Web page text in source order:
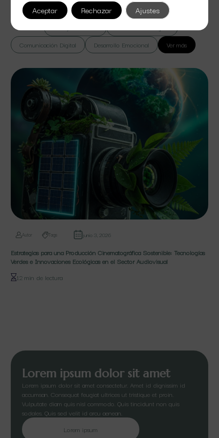
lorem massa vel suspendisse sed bibendum euismod.
Comunicación Digital
Desarrollo Emocional Ver más
Autor Tags junio 3, 2026
Estrategias para una Producción Cinematográfica Sostenible: Tecnologías
Verdes e Innovaciones Ecológicas en el Sector Audiovisual
12 min de lectura
Lorem ipsum dolor sit amet
Lorem ipsum dolor sit amet consectetur. Amet id dignissim id
accumsan. Consequat feugiat ultrices ut tristique et proin.
Vulputate diam quis nisl commodo. Quis tincidunt non quis
sodales. Quis sed velit id arcu aenean.
Lorem ipsum
Aceptar Rechazar Ajustes